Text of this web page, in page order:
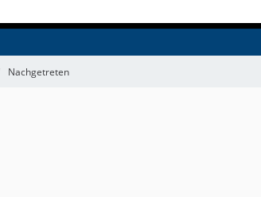
Nachgetreten